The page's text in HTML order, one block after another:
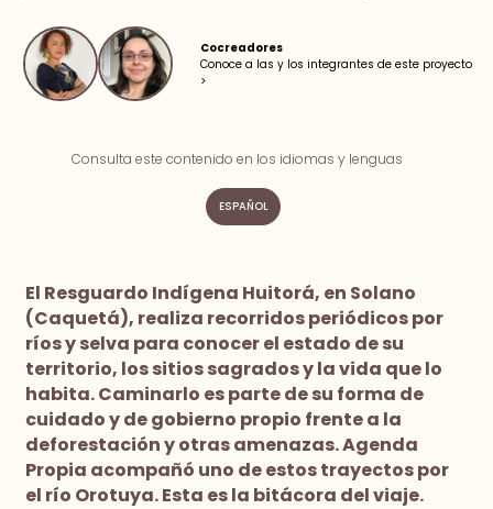
Cocreadores
Conoce a las y los integrantes de este proyecto
>
Consulta este contenido en los idiomas y lenguas
ESPAÑOL
El Resguardo Indígena Huitorá, en Solano
(Caquetá), realiza recorridos periódicos por
ríos y selva para conocer el estado de su
territorio, los sitios sagrados y la vida que lo
habita. Caminarlo es parte de su forma de
cuidado y de gobierno propio frente a la
deforestación y otras amenazas. Agenda
Propia acompañó uno de estos trayectos por
el río Orotuya. Esta es la bitácora del viaje.